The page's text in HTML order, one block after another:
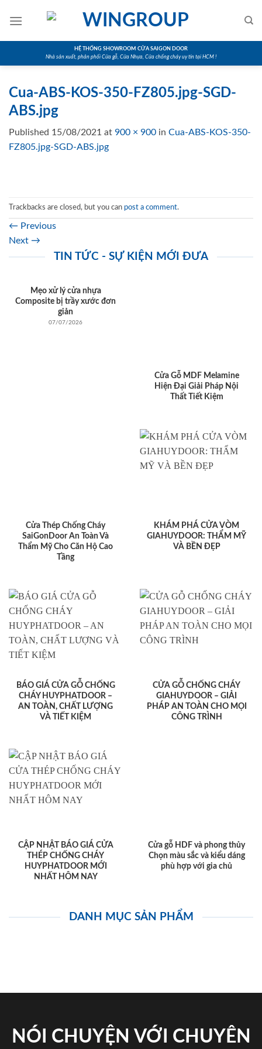
HỆ THỐNG SHOWROOM CỬA SAIGON DOOR
Nhà sản xuất, phân phối Cửa gỗ, Cửa Nhựa, Cửa chống cháy uy tín tại HCM !
Cua-ABS-KOS-350-FZ805.jpg-SGD-
ABS.jpg
Published 15/08/2021 at 900 × 900 in Cua-ABS-KOS-350-
FZ805.jpg-SGD-ABS.jpg
Trackbacks are closed, but you can post a comment.
← Previous
Next →
TIN TỨC - SỰ KIỆN MỚI ĐƯA
Mẹo xử lý cửa nhựa
Composite bị trầy xước đơn
giản
07/07/2026
Cửa Gỗ MDF Melamine
Hiện Đại Giải Pháp Nội
Thất Tiết Kiệm
Cửa Thép Chống Cháy
SaiGonDoor An Toàn Và
Thẩm Mỹ Cho Căn Hộ Cao
Tầng
KHÁM PHÁ CỬA VÒM
GIAHUYDOOR: THẨM MỸ
VÀ BỀN ĐẸP
BÁO GIÁ CỬA GỖ CHỐNG
CHÁY HUYPHATDOOR –
AN TOÀN, CHẤT LƯỢNG
VÀ TIẾT KIỆM
CỬA GỖ CHỐNG CHÁY
GIAHUYDOOR – GIẢI
PHÁP AN TOÀN CHO MỌI
CÔNG TRÌNH
CẬP NHẬT BÁO GIÁ CỬA
THÉP CHỐNG CHÁY
HUYPHATDOOR MỚI
NHẤT HÔM NAY
Cửa gỗ HDF và phong thủy
Chọn màu sắc và kiểu dáng
phù hợp với gia chủ
DANH MỤC SẢN PHẨM
NÓI CHUYỆN VỚI CHUYÊN